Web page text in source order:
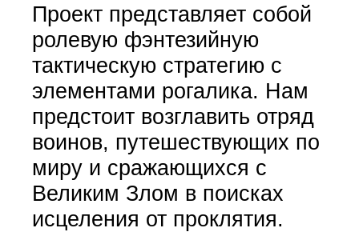
Проект представляет собой
ролевую фэнтезийную
тактическую стратегию с
элементами рогалика. Нам
предстоит возглавить отряд
воинов, путешествующих по
миру и сражающихся с
Великим Злом в поисках
исцеления от проклятия.